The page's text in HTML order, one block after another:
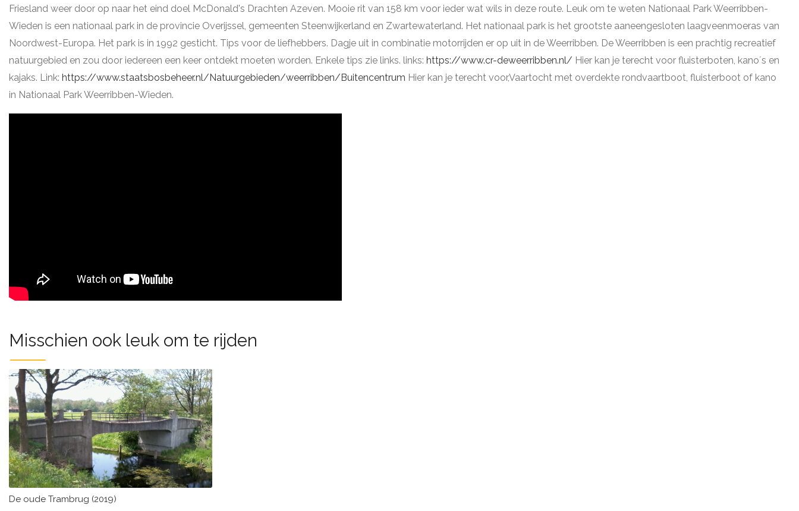
Friesland weer door op naar het eind doel McDonald's Drachten Azeven. Mooie rit van 158 km voor ieder wat wils in deze route. Leuk om te weten Nationaal Park Weerribben-
Wieden is een nationaal park in de provincie Overijssel, gemeenten Steenwijkerland en Zwartewaterland. Het nationaal park is het grootste aaneengesloten laagveenmoeras van
Noordwest-Europa. Het park is in 1992 gesticht. Tips voor de liefhebbers. Dagje uit in combinatie motorrijden er op uit in de Weerribben. De Weerribben is een prachtig recreatief
natuurgebied en zou door iedereen een keer ontdekt moeten worden. Enkele tips zie links. links: https://www.cr-deweerribben.nl/ Hier kan je terecht voor fluisterboten, kano´s en
kajaks. Link: https://www.staatsbosbeheer.nl/Natuurgebieden/weerribben/Buitencentrum Hier kan je terecht voor,Vaartocht met overdekte rondvaartboot, fluisterboot of kano
in Nationaal Park Weerribben-Wieden.
Misschien ook leuk om te rijden
De oude Trambrug (2019)